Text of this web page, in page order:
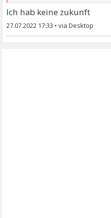
Ich hab keine zukunft
27.07.2022 17:33 •